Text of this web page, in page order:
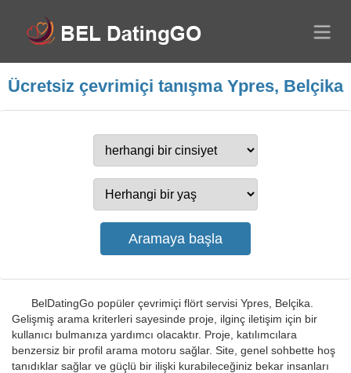
Ücretsiz çevrimiçi tanışma Ypres, Belçika
BelDatingGo popüler çevrimiçi flört servisi Ypres, Belçika.
Gelişmiş arama kriterleri sayesinde proje, ilginç iletişim için bir
kullanıcı bulmanıza yardımcı olacaktır. Proje, katılımcılara
benzersiz bir profil arama motoru sağlar. Site, genel sohbette hoş
tanıdıklar sağlar ve güçlü bir ilişki kurabileceğiniz bekar insanları